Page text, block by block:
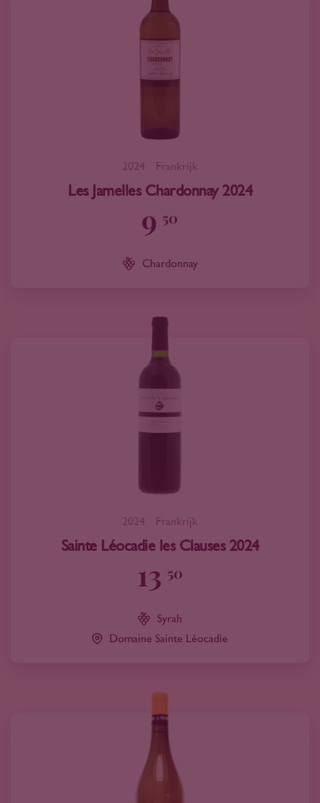
2024 Frankrijk
Les Jamelles Chardonnay 2024
9 50
Chardonnay
2024 Frankrijk
Sainte Léocadie les Clauses 2024
13 50
Syrah
Domaine Sainte Léocadie